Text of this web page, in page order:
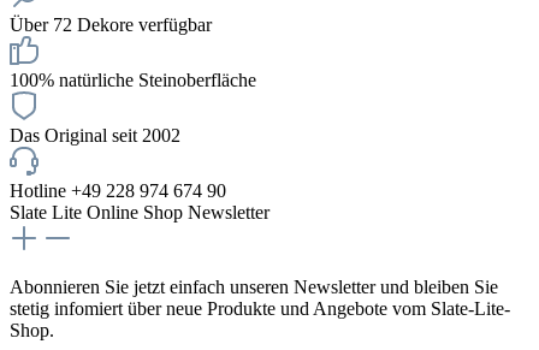
Über 72 Dekore verfügbar
100% natürliche Steinoberfläche
Das Original seit 2002
Hotline +49 228 974 674 90
Slate Lite Online Shop Newsletter
Abonnieren Sie jetzt einfach unseren Newsletter und bleiben Sie
stetig infomiert über neue Produkte und Angebote vom Slate-Lite-
Shop.